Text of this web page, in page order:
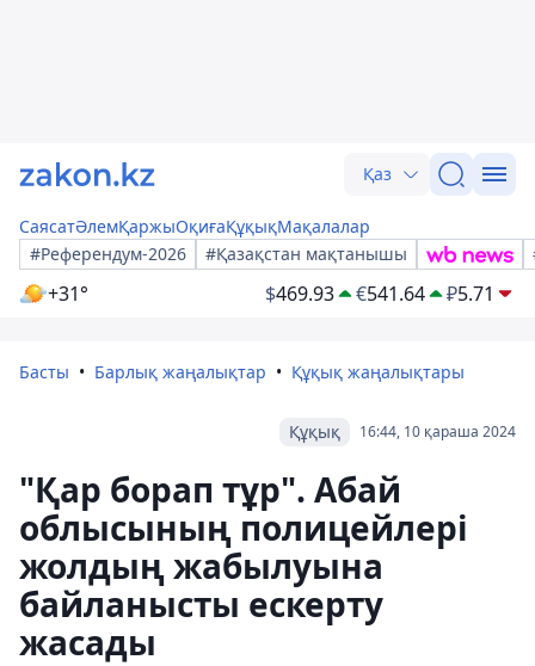
Қаз
СаясатӘлемҚаржыОқиғаҚұқықМақалалар
#Референдум-2026
#Қазақстан мақтанышы
+31° $469.93 €541.64 ₽5.71
Басты Барлық жаңалықтар Құқық жаңалықтары
16:44, 10 қараша 2024
Құқық
"Қар борап тұр". Абай
облысының полицейлері
жолдың жабылуына
байланысты ескерту
жасады